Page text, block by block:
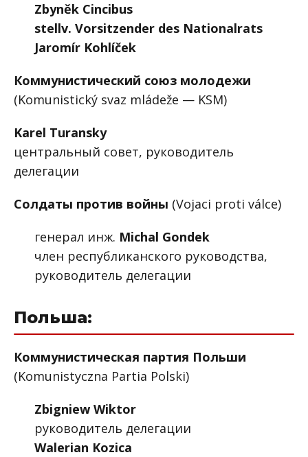
Zbyněk Cincibus
stellv. Vorsitzender des Nationalrats
Jaromír Kohlíček
Коммунистический союз молодежи
(Komunistický svaz mládeže — KSM)
Karel Turansky
центральный совет, руководитель
делегации
Солдаты против войны (Vojaci proti válce)
генерал инж. Michal Gondek
член республиканского руководства,
руководитель делегации
Польша:
Коммунистическая партия Польши
(Komunistyczna Partia Polski)
Zbigniew Wiktor
руководитель делегации
Walerian Kozica